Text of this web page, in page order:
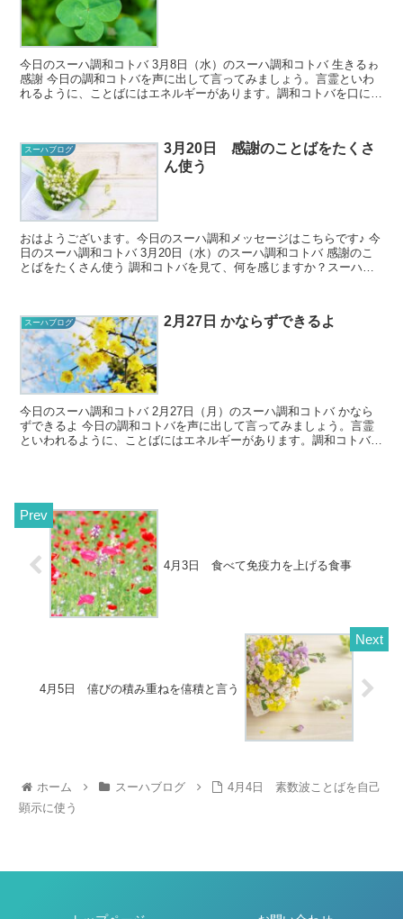
今日のスーハ調和コトバ 3月8日（水）のスーハ調和コトバ 生きるゎ
感謝 今日の調和コトバを声に出して言ってみましょう。言霊といわ
れるように、ことばにはエネルギーがあります。調和コトバを口に出
スーハブログ
3月20日 感謝のことばをたくさ
ん使う
おはようございます。今日のスーハ調和メッセージはこちらです♪ 今
日のスーハ調和コトバ 3月20日（水）のスーハ調和コトバ 感謝のこ
とばをたくさん使う 調和コトバを見て、何を感じますか？スーハの
スーハブログ 2月27日 かならずできるよ
今日のスーハ調和コトバ 2月27日（月）のスーハ調和コトバ かなら
ずできるよ 今日の調和コトバを声に出して言ってみましょう。言霊
といわれるように、ことばにはエネルギーがあります。調和コトバを
4月3日 食べて免疫力を上げる食事
4月5日 僖びの積み重ねを僖積と言う
ホーム スーハブログ
4月4日 素数波ことばを自己
顕示に使う